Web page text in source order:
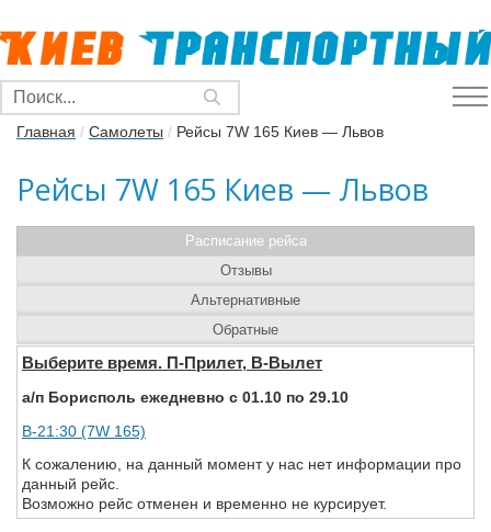
Главная / Самолеты / Рейсы 7W 165 Киев — Львов
Рейсы 7W 165 Киев — Львов
Расписание рейса
Выберите время. П-Прилет, В-Вылет
а/п Борисполь ежедневно с 01.10 по 29.10
В-21:30 (7W 165)
К сожалению, на данный момент у нас нет информации про
данный рейс.
Возможно рейс отменен и временно не курсирует.
Отзывы
Альтернативные
Обратные